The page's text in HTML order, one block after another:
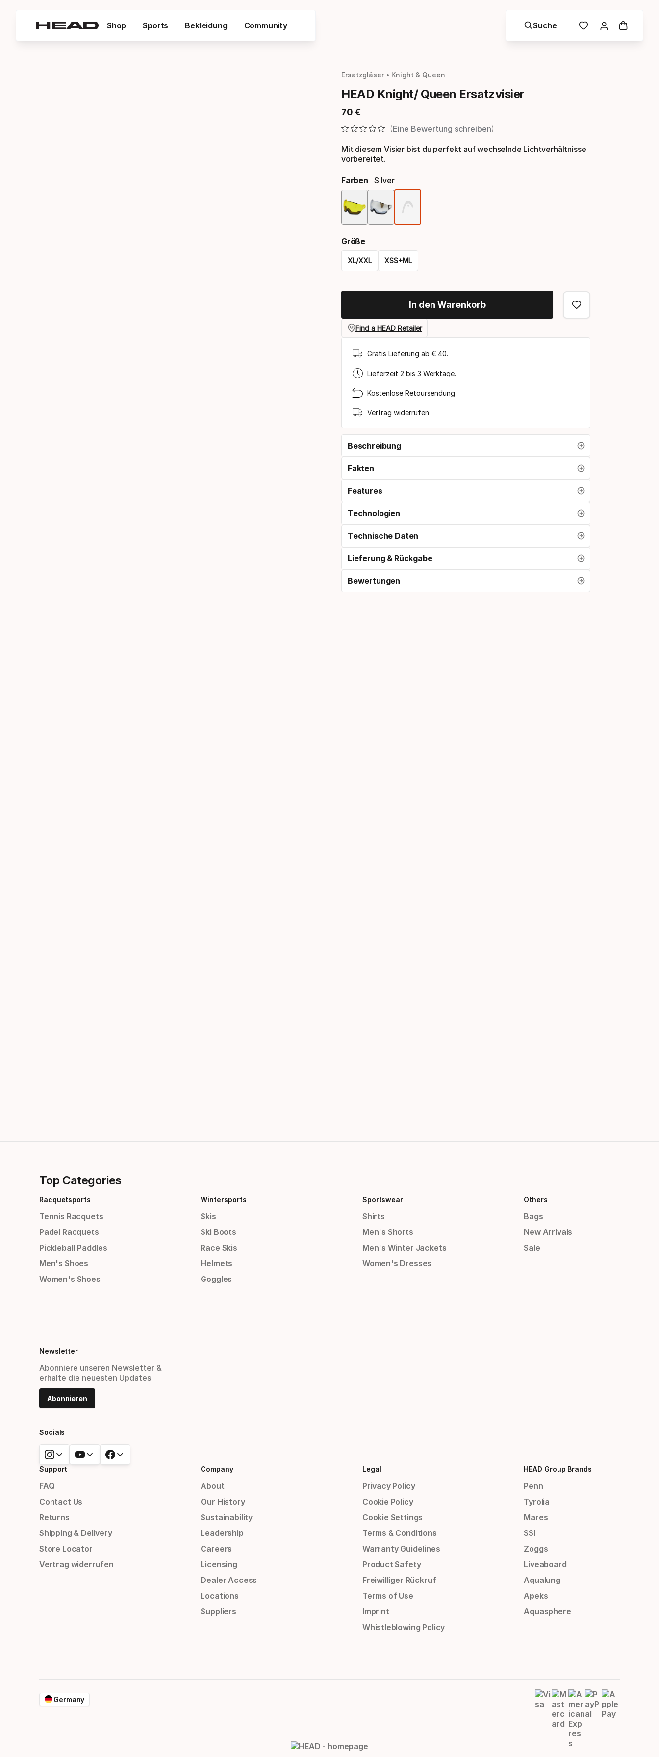
Shop Sports Bekleidung Community Suche
Ersatzgläser Knight & Queen
HEAD Knight/ Queen Ersatzvisier
70 €
Endpreis
Eine Bewertung schreiben
Mit diesem Visier bist du perfekt auf wechselnde Lichtverhältnisse
vorbereitet.
Farben Silver
Größe
XL/XXL XSS+ML
select
größe
In den Warenkorb
Find a HEAD Retailer
Gratis Lieferung ab € 40.
Lieferzeit 2 bis 3 Werktage.
Kostenlose Retoursendung
Vertrag widerrufen
Beschreibung
Fakten
Features
Technologien
Technische Daten
Lieferung & Rückgabe
Bewertungen
Top Categories
Racquetsports
Tennis Racquets
Padel Racquets
Pickleball Paddles
Men's Shoes
Women's Shoes
Wintersports
Skis
Ski Boots
Race Skis
Helmets
Goggles
Sportswear
Shirts
Men's Shorts
Men's Winter Jackets
Women's Dresses
Others
Bags
New Arrivals
Sale
Newsletter
Abonniere unseren Newsletter &
erhalte die neuesten Updates.
Abonnieren
Socials
Support
FAQ
Contact Us
Returns
Shipping & Delivery
Store Locator
Vertrag widerrufen
Company
About
Our History
Sustainability
Leadership
Careers
Licensing
Dealer Access
Locations
Suppliers
Legal
Privacy Policy
Cookie Policy
Cookie Settings
Terms & Conditions
Warranty Guidelines
Product Safety
Freiwilliger Rückruf
Terms of Use
Imprint
Whistleblowing Policy
HEAD Group Brands
Penn
Tyrolia
Mares
SSI
Zoggs
Liveaboard
Aqualung
Apeks
Aquasphere
Germany